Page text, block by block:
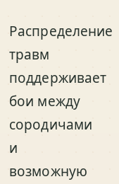
Распределение
травм
поддерживает
бои между
сородичами
и
возможную